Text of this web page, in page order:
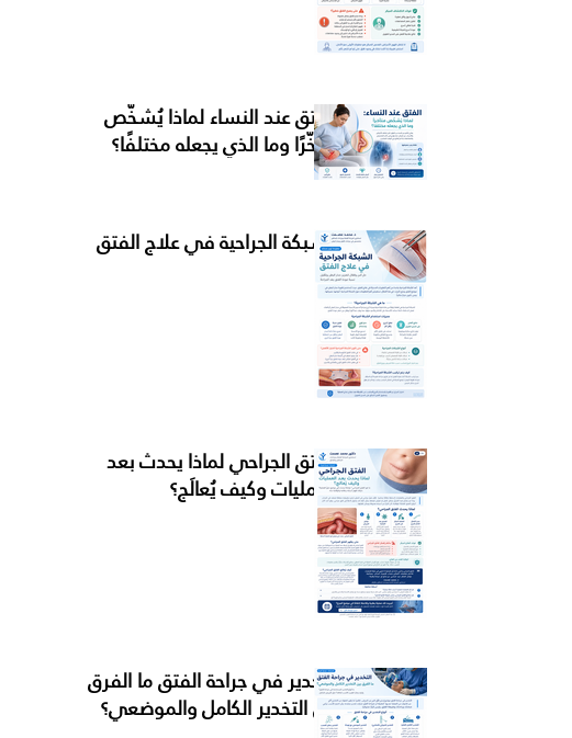
الفتق عند النساء لماذا يُشخَّص
متأخّرًا وما الذي يجعله مختلفًا؟
الشبكة الجراحية في علاج الفتق
الفتق الجراحي لماذا يحدث بعد
العمليات وكيف يُعالَج؟
التخدير في جراحة الفتق ما الفرق
بين التخدير الكامل والموضعي؟